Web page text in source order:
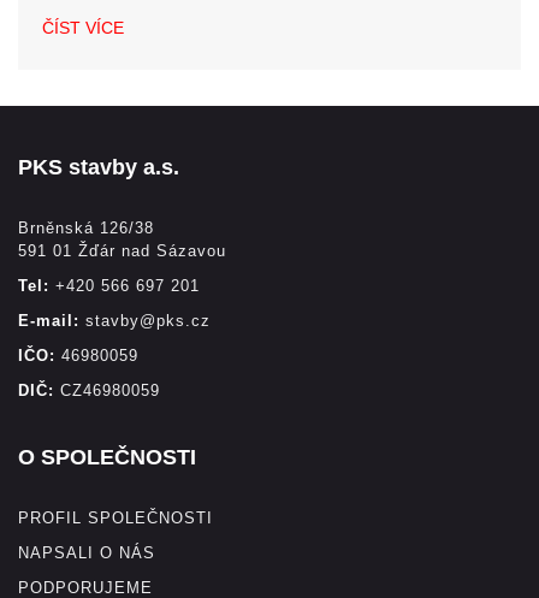
ČÍST VÍCE
PKS stavby a.s.
Brněnská 126/38
591 01 Žďár nad Sázavou
Tel: +420 566 697 201
E-mail: stavby@pks.cz
IČO: 46980059
DIČ: CZ46980059
O SPOLEČNOSTI
PROFIL SPOLEČNOSTI
NAPSALI O NÁS
PODPORUJEME